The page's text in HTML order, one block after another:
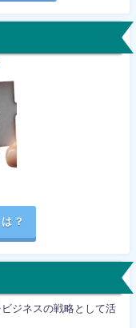
？
ジネスの戦略として活